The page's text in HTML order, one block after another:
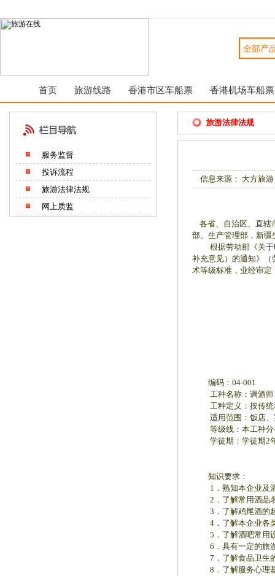
首页 旅游线路 香港市区车船票 香港机场车船票
服务监督
投诉流程
旅游法律法规
网上质监
旅游法律法规
信息来源： 大方旅游
各省、自治区、直辖
部、生产管理部，新
根据劳动部《关于印
补充意见）的通知》
术等级标准，业经审定
编码：04-001
工种名称：调酒师
工种定义：按传统
适用范围：饭店、
等级线：本工种分
学徒期：学徒期2年
知识要求：
1．熟知本企业及酒
2．了解常用酒品名
3．了解鸡尾酒的起
4．了解本企业各类
5．了解酒吧常用设
6．具有一定的旅游
7．了解食品卫生的
8．了解服务心理基